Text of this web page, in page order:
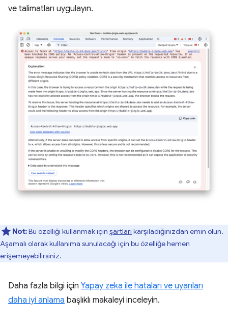
ve talimatları uygulayın.
Not:Bu özelliği kullanmak için şartları karşıladığınızdan emin olun.
Aşamalı olarak kullanıma sunulacağı için bu özelliğe hemen
erişemeyebilirsiniz.
Daha fazla bilgi için Yapay zeka ile hataları ve uyarıları
daha iyi anlama başlıklı makaleyi inceleyin.